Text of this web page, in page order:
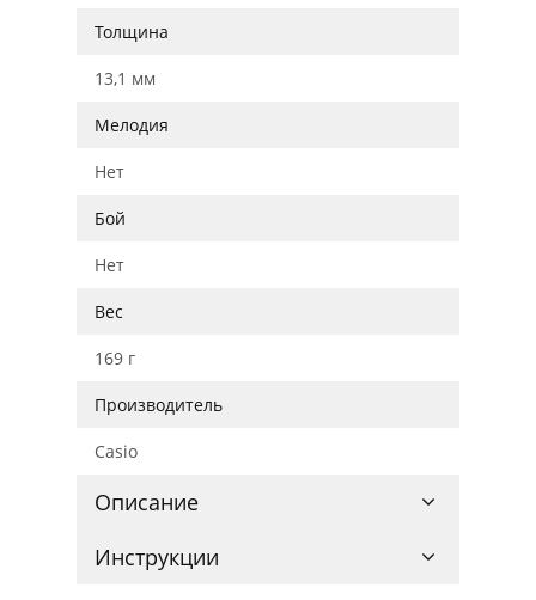
Толщина
13,1 мм
Мелодия
Нет
Бой
Нет
Вес
169 г
Производитель
Casio
Описание
Инструкции